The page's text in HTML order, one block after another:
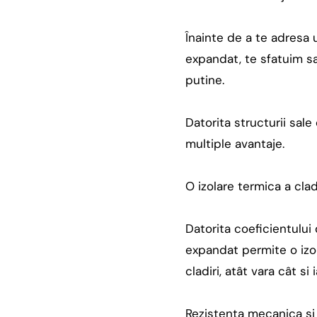
Înainte de a te adresa
expandat, te sfatuim
putine.
Datorita structurii sale
multiple avantaje.
O izolare termica a
Datorita
expandat permite o
cladiri, atât vara cât si
Rezistenta mecanica